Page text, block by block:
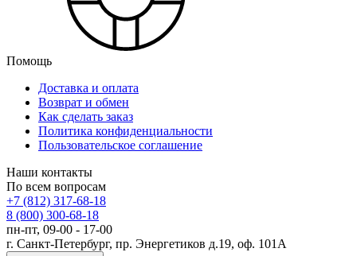
Помощь
Доставка и оплата
Возврат и обмен
Как сделать заказ
Политика конфиденциальности
Пользовательское соглашение
Наши контакты
По всем вопросам
+7 (812) 317-68-18
8 (800) 300-68-18
пн-пт, 09-00 - 17-00
г. Санкт-Петербург, пр. Энергетиков д.19, оф. 101А